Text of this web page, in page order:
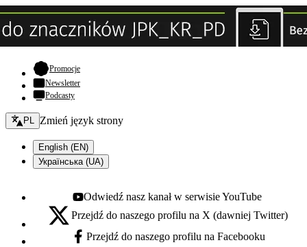
Promocje- otwiera się w nowej karcie
Newsletter
Podcasty
Zmień język - bieżący:
PL Zmień język strony
English (EN)
Українська (UA)
Youtube - otwiera się w nowej karcie
Odwiedź nasz kanał w serwisie YouTube
X - otwiera się w nowej karcie
Przejdź do naszego profilu na X (dawniej Twitter)
Facebook - otwiera się w nowej karcie
Przejdź do naszego profilu na Facebooku